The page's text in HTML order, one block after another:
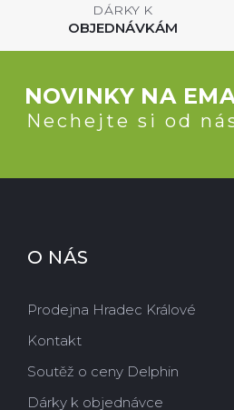
DÁRKY K
OBJEDNÁVKÁM
NOVINKY NA
Nechejte si od
O NÁS
Prodejna Hradec Králové
Kontakt
Soutěž o ceny Delphin
Dárky k objednávce